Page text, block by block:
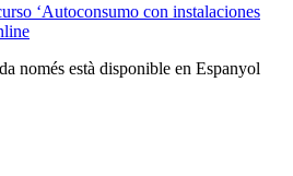
‘Autoconsumo con instalaciones
només està disponible en Espanyol